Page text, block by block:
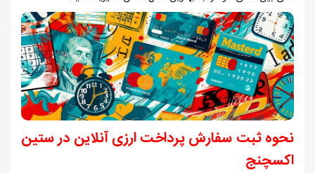
نحوه ثبت سفارش پرداخت ارزی آنلاین در ستین
اکسچنج